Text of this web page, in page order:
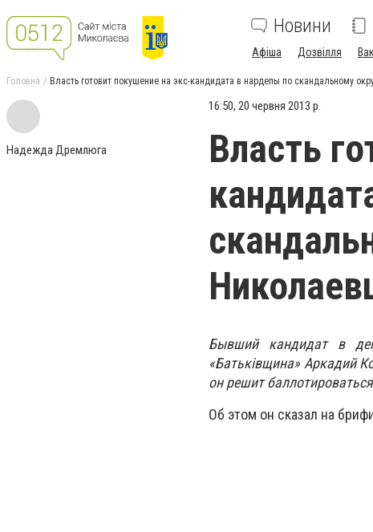
Новини
Афіша Дозвілля
Головна Власть готовит покушение на экс-кандидата в нардепы по скандальному
Надежда Дремлюга
16:50, 20 червня 2013 р.
Власть
Бывший кандидат в
«Батьківщина» Аркадий
он решит
Об этом он сказал на